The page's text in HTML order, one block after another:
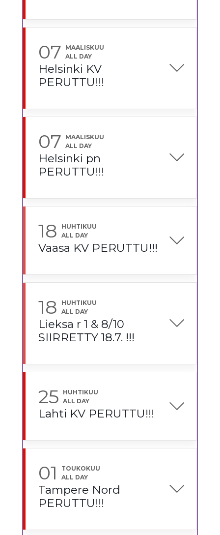
07
MAALISKUU
ALL DAY
Helsinki KV
PERUTTU!!!
07
MAALISKUU
ALL DAY
Helsinki pn
PERUTTU!!!
18
HUHTIKUU
ALL DAY
Vaasa KV PERUTTU!!!
18
HUHTIKUU
ALL DAY
Lieksa r 1 & 8/10
SIIRRETTY 18.7. !!!
25
HUHTIKUU
ALL DAY
Lahti KV PERUTTU!!!
01
TOUKOKUU
ALL DAY
Tampere Nord
PERUTTU!!!